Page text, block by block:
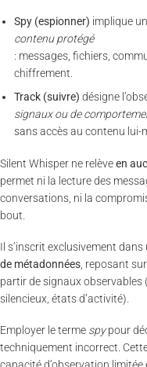
Spy (espionner) implique
contenu protégé
: messages, fichiers,
chiffrement.
Track (suivre) désigne
signaux ou de
sans accès au contenu lui-
Silent Whisper ne relèveen
permet ni la lecture des
conversations, ni la
bout.
Il s’inscrit exclusivement dans
de métadonnées , reposant
partir de signaux observables
silencieux, états d’activité).
Employer le terme spypour
techniquement incorrect.